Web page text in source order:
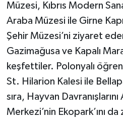
Müzesi, Kıbrıs Modern
Araba Müzesi ile Girne
Şehir Müzesi’ni ziyaret
Gazimağusa ve Kapalı
keşfettiler. Polonyalı
St. Hilarion Kalesi ile
sıra, Hayvan
Merkezi’nin Ekopark’ını